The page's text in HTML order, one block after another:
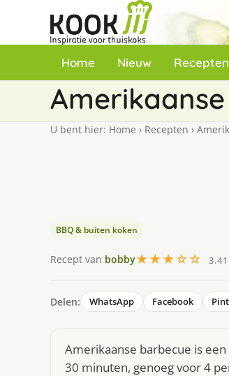
Home Nieuw Recepten
U bent hier: Home › Recepten ›
BBQ & buiten koken
Recept van bobby★★★☆☆
Delen: WhatsApp Facebook
Amerikaanse barbecue is
30 minuten, genoeg voor 4